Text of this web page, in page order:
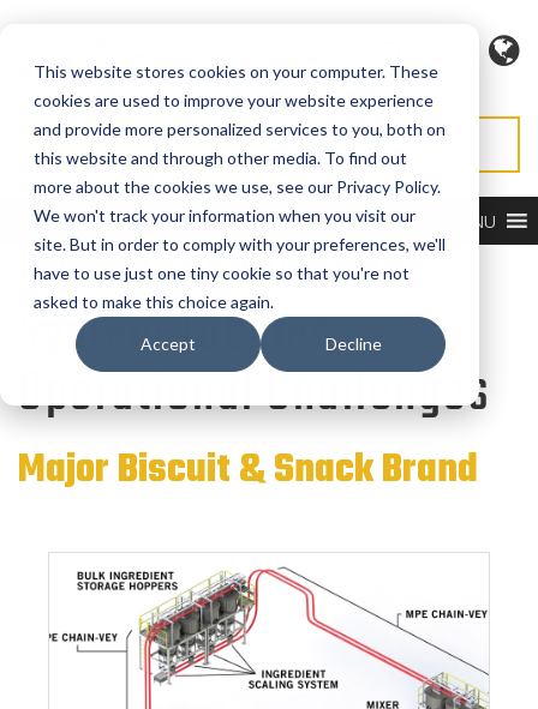
This website stores cookies on your computer. These
cookies are used to improve your website experience
and provide more personalized services to you, both on
this website and through other media. To find out
more about the cookies we use, see our Privacy Policy.
We won't track your information when you visit our
site. But in order to comply with your preferences, we'll
have to use just one tiny cookie so that you're not
asked to make this choice again.
Accept Decline
SOLICITAR ORÇAMENTO SOLICITAR SERVIÇO
MENU
Redesigned Process
System Tackles
Operational Challenges
Major Biscuit & Snack Brand